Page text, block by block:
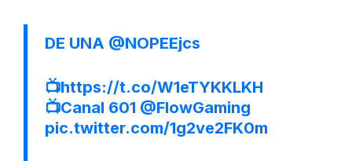
DE UNA @NOPEEjcs
📺https://t.co/W1eTYKKLKH
📺Canal 601 @FlowGaming
pic.twitter.com/1g2ve2FK0m